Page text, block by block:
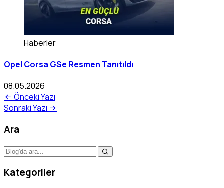
Haberler
Opel Corsa GSe Resmen Tanıtıldı
08.05.2026
Önceki Yazı
Sonraki Yazı
Ara
Kategoriler